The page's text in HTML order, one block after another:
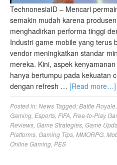
TechnonesiaID – Mencari
semakin mudah karena
menghadirkan performa tinggi
Industri game mobile yang terus
vendor meningkatkan standar
mereka. Kini, aspek
hanya bertumpu pada kekuatan
dengan refresh … [Read more…]
Posted in:News Tagged:Battle Royale
Gaming Esports FIFA Free-to-Play
Reviews Game Strategies Game
Platforms Gaming Tips MMORPG
Online Gaming PES